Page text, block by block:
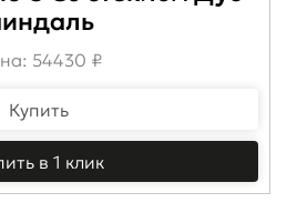
54430 ₽
Купить
в 1 клик